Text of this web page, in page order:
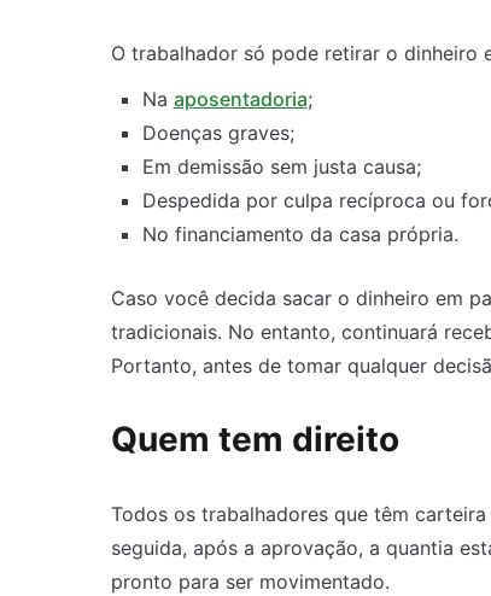
O trabalhador só pode retirar o dinheiro
Na aposentadoria;
Doenças graves;
Em demissão sem justa causa;
Despedida por culpa recíproca ou
No financiamento da casa própria.
Caso você decida sacar o dinheiro em
tradicionais. No entanto, continuará
Portanto, antes de tomar qualquer
Quem tem direito
Todos os trabalhadores que têm
seguida, após a aprovação, a quantia
pronto para ser movimentado.